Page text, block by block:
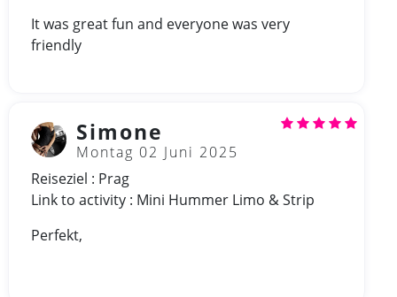
It was great fun and everyone was very
friendly
Simone
Montag 02 Juni 2025
Reiseziel : Prag
Link to activity : Mini Hummer Limo & Strip
Perfekt,